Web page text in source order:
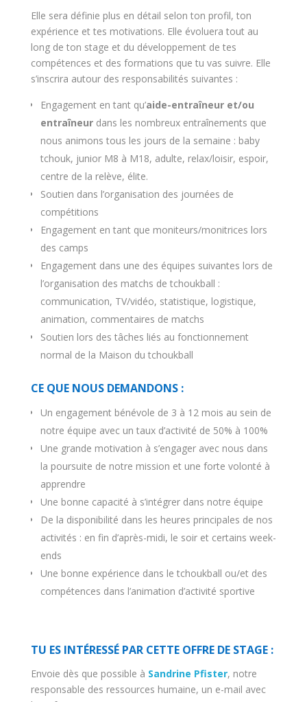
Elle sera définie plus en détail selon ton profil, ton
expérience et tes motivations. Elle évoluera tout au
long de ton stage et du développement de tes
compétences et des formations que tu vas suivre. Elle
s’inscrira autour des responsabilités suivantes :
Engagement en tant qu’aide-entraîneur et/ou
entraîneur dans les nombreux entraînements que
nous animons tous les jours de la semaine : baby
tchouk, junior M8 à M18, adulte, relax/loisir, espoir,
centre de la relève, élite.
Soutien dans l’organisation des journées de
compétitions
Engagement en tant que moniteurs/monitrices lors
des camps
Engagement dans une des équipes suivantes lors de
l’organisation des matchs de tchoukball :
communication, TV/vidéo, statistique, logistique,
animation, commentaires de matchs
Soutien lors des tâches liés au fonctionnement
normal de la Maison du tchoukball
CE QUE NOUS DEMANDONS :
Un engagement bénévole de 3 à 12 mois au sein de
notre équipe avec un taux d’activité de 50% à 100%
Une grande motivation à s’engager avec nous dans
la poursuite de notre mission et une forte volonté à
apprendre
Une bonne capacité à s’intégrer dans notre équipe
De la disponibilité dans les heures principales de nos
activités : en fin d’après-midi, le soir et certains week-
ends
Une bonne expérience dans le tchoukball ou/et des
compétences dans l’animation d’activité sportive
TU ES INTÉRESSÉ PAR CETTE OFFRE DE STAGE :
Envoie dès que possible à Sandrine Pfister, notre
responsable des ressources humaine, un e-mail avec